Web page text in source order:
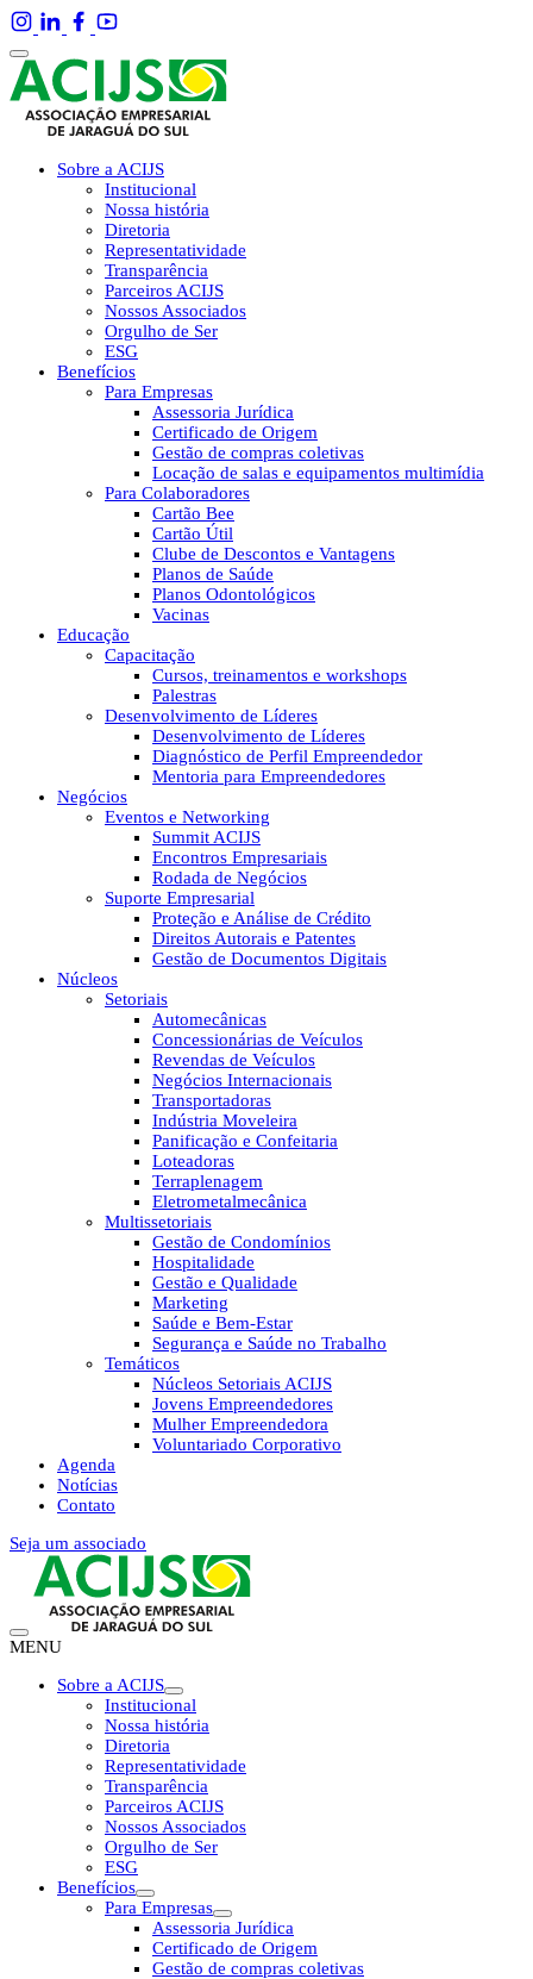
Sobre a ACIJS
Institucional
Nossa história
Diretoria
Representatividade
Transparência
Parceiros ACIJS
Nossos Associados
Orgulho de Ser
ESG
Benefícios
Para Empresas
Assessoria Jurídica
Certificado de Origem
Gestão de compras coletivas
Locação de salas e equipamentos multimídia
Para Colaboradores
Cartão Bee
Cartão Útil
Clube de Descontos e Vantagens
Planos de Saúde
Planos Odontológicos
Vacinas
Educação
Capacitação
Cursos, treinamentos e workshops
Palestras
Desenvolvimento de Líderes
Desenvolvimento de Líderes
Diagnóstico de Perfil Empreendedor
Mentoria para Empreendedores
Negócios
Eventos e Networking
Summit ACIJS
Encontros Empresariais
Rodada de Negócios
Suporte Empresarial
Proteção e Análise de Crédito
Direitos Autorais e Patentes
Gestão de Documentos Digitais
Núcleos
Setoriais
Automecânicas
Concessionárias de Veículos
Revendas de Veículos
Negócios Internacionais
Transportadoras
Indústria Moveleira
Panificação e Confeitaria
Loteadoras
Terraplenagem
Eletrometalmecânica
Multissetoriais
Gestão de Condomínios
Hospitalidade
Gestão e Qualidade
Marketing
Saúde e Bem-Estar
Segurança e Saúde no Trabalho
Temáticos
Núcleos Setoriais ACIJS
Jovens Empreendedores
Mulher Empreendedora
Voluntariado Corporativo
Agenda
Notícias
Contato
Seja um associado
MENU
Sobre a ACIJS
Institucional
Nossa história
Diretoria
Representatividade
Transparência
Parceiros ACIJS
Nossos Associados
Orgulho de Ser
ESG
Benefícios
Para Empresas
Assessoria Jurídica
Certificado de Origem
Gestão de compras coletivas